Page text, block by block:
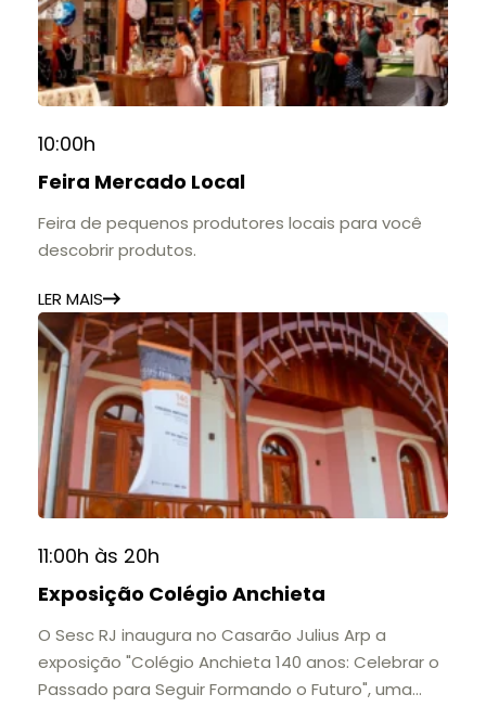
10:00h
Feira Mercado Local
Feira de pequenos produtores locais para você
descobrir produtos.
LER MAIS
11:00h às 20h
Exposição Colégio Anchieta
O Sesc RJ inaugura no Casarão Julius Arp a
exposição "Colégio Anchieta 140 anos: Celebrar o
Passado para Seguir Formando o Futuro", uma